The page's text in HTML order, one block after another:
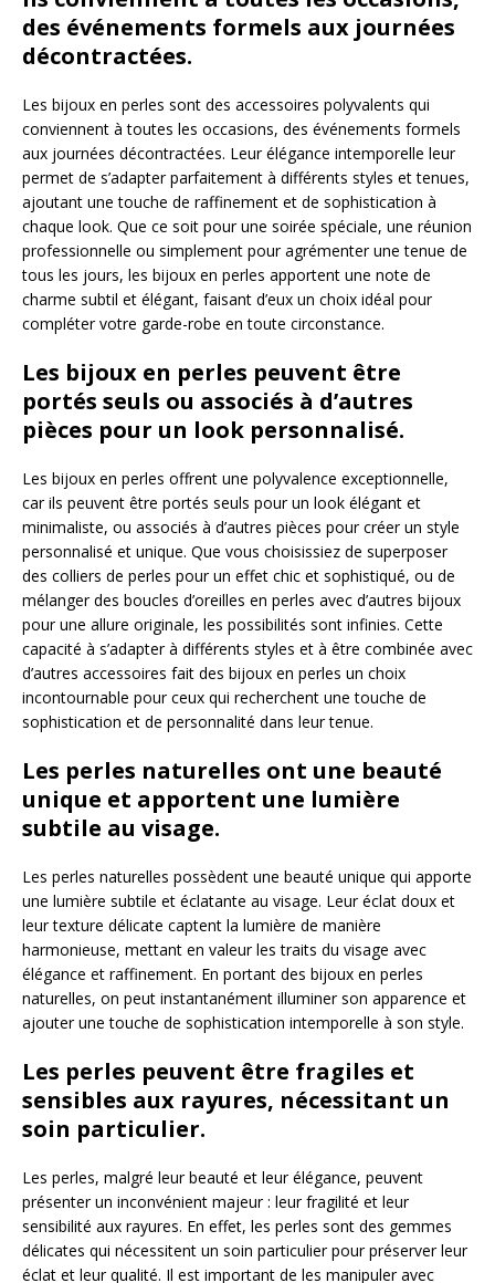
des événements formels aux journées
décontractées.
Les bijoux en perles sont des accessoires polyvalents qui
conviennent à toutes les occasions, des événements formels
aux journées décontractées. Leur élégance intemporelle leur
permet de s’adapter parfaitement à différents styles et tenues,
ajoutant une touche de raffinement et de sophistication à
chaque look. Que ce soit pour une soirée spéciale, une réunion
professionnelle ou simplement pour agrémenter une tenue de
tous les jours, les bijoux en perles apportent une note de
charme subtil et élégant, faisant d’eux un choix idéal pour
compléter votre garde-robe en toute circonstance.
Les bijoux en perles peuvent être
portés seuls ou associés à d’autres
pièces pour un look personnalisé.
Les bijoux en perles offrent une polyvalence exceptionnelle,
car ils peuvent être portés seuls pour un look élégant et
minimaliste, ou associés à d’autres pièces pour créer un style
personnalisé et unique. Que vous choisissiez de superposer
des colliers de perles pour un effet chic et sophistiqué, ou de
mélanger des boucles d’oreilles en perles avec d’autres bijoux
pour une allure originale, les possibilités sont infinies. Cette
capacité à s’adapter à différents styles et à être combinée avec
d’autres accessoires fait des bijoux en perles un choix
incontournable pour ceux qui recherchent une touche de
sophistication et de personnalité dans leur tenue.
Les perles naturelles ont une beauté
unique et apportent une lumière
subtile au visage.
Les perles naturelles possèdent une beauté unique qui apporte
une lumière subtile et éclatante au visage. Leur éclat doux et
leur texture délicate captent la lumière de manière
harmonieuse, mettant en valeur les traits du visage avec
élégance et raffinement. En portant des bijoux en perles
naturelles, on peut instantanément illuminer son apparence et
ajouter une touche de sophistication intemporelle à son style.
Les perles peuvent être fragiles et
sensibles aux rayures, nécessitant un
soin particulier.
Les perles, malgré leur beauté et leur élégance, peuvent
présenter un inconvénient majeur : leur fragilité et leur
sensibilité aux rayures. En effet, les perles sont des gemmes
délicates qui nécessitent un soin particulier pour préserver leur
éclat et leur qualité. Il est important de les manipuler avec